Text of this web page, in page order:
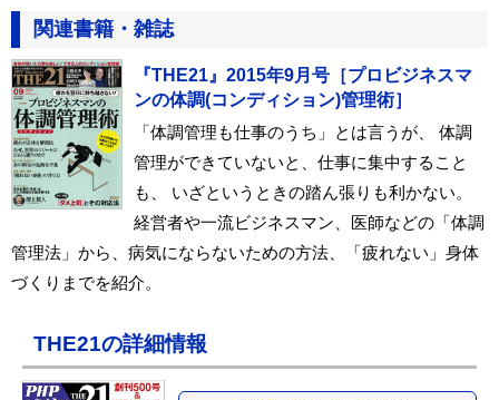
関連書籍・雑誌
『THE21』2015年9月号［プロビジネスマ
ンの体調(コンディション)管理術］
「体調管理も仕事のうち」とは言うが、 体調
管理ができていないと、仕事に集中すること
も、 いざというときの踏ん張りも利かない。
経営者や一流ビジネスマン、医師などの「体調
管理法」から、病気にならないための方法、「疲れない」身体
づくりまでを紹介。
THE21の詳細情報